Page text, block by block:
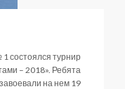
состоялся турнир
– 2018». Ребята
на нем 19